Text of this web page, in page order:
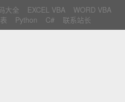
大全 EXCEL VBA
WORD VBA
Python C# 联系站长